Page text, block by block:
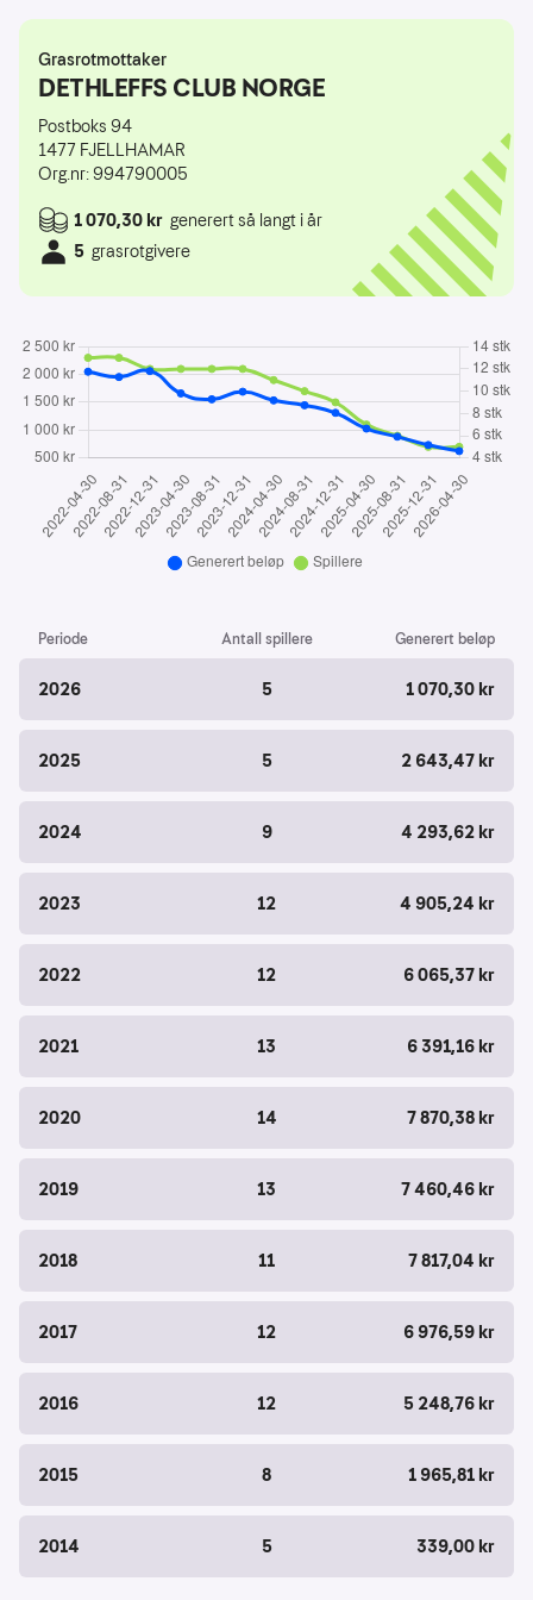
Grasrotmottaker
DETHLEFFS CLUB NORGE
Postboks 94
1477 FJELLHAMAR
Org.nr: 994790005
1 070,30 kr generert så langt i år
5 grasrotgivere
2022-04-30: 2 049,82 kroner, 13 spillere
2022-08-31: 1 954,44 kroner, 13 spillere
2022-12-31: 2 061,11 kroner, 12 spillere
2023-04-30: 1 660,33 kroner, 12 spillere
2023-08-31: 1 554,28 kroner, 12 spillere
2023-12-31: 1 690,63 kroner, 12 spillere
2024-04-30: 1 535,21 kroner, 11 spillere
2024-08-31: 1 447,39 kroner, 10 spillere
2024-12-31: 1 311,02 kroner, 9 spillere
2025-08-31: 882,61 kroner, 6 spillere
2026-04-30: 624,40 kroner, 5 spillere
Periode Antall spillere Generert beløp
2026 5 1 070,30 kr
2025 5 2 643,47 kr
2024 9 4 293,62 kr
2023 12 4 905,24 kr
2022 12 6 065,37 kr
2021 13 6 391,16 kr
2020 14 7 870,38 kr
2019 13 7 460,46 kr
2018 11 7 817,04 kr
2017 12 6 976,59 kr
2016 12 5 248,76 kr
2015 8 1 965,81 kr
2014 5 339,00 kr